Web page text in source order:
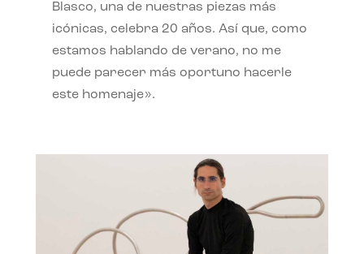
Blasco, una de nuestras piezas más
icónicas, celebra 20 años. Así que, como
estamos hablando de verano, no me
puede parecer más oportuno hacerle
este homenaje».